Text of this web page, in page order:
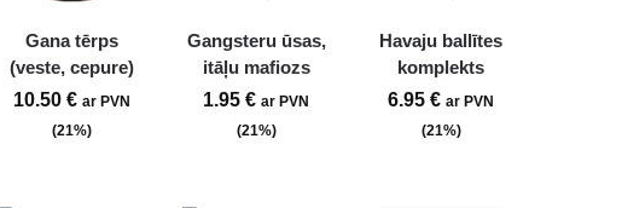
Gana tērps
(veste, cepure)
10.50 € ar PVN
(21%)
Gangsteru ūsas,
itāļu mafiozs
1.95€ ar PVN
(21%)
Havaju ballītes
komplekts
6.95€ ar PVN
(21%)